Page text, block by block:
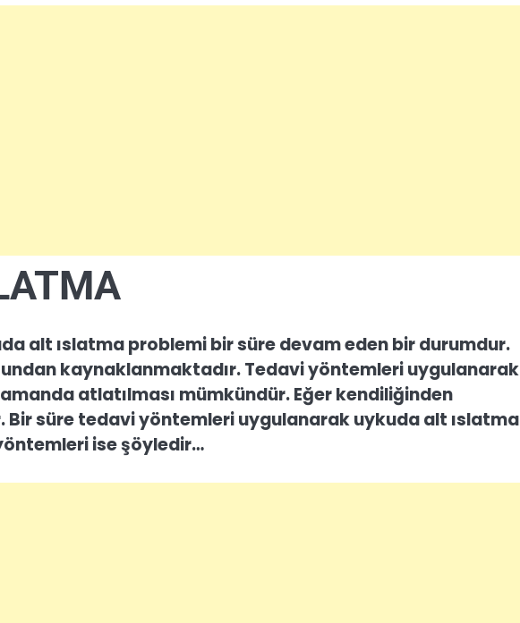
alt ıslatma problemi bir süre devam eden bir durumdur.
kaynaklanmaktadır. Tedavi yöntemleri uygulanarak
atlatılması mümkündür. Eğer kendiliğinden
Bir süre tedavi yöntemleri uygulanarak uykuda alt ıslatma
ise şöyledir…